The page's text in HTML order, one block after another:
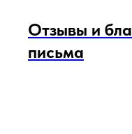
Отзывы и
письма